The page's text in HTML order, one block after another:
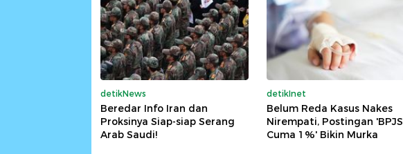
detikNews
Beredar Info Iran dan
Proksinya Siap-siap Serang
Arab Saudi!
detikInet
Belum Reda Kasus Nakes
Nirempati, Postingan 'BPJS
Cuma 1%' Bikin Murka